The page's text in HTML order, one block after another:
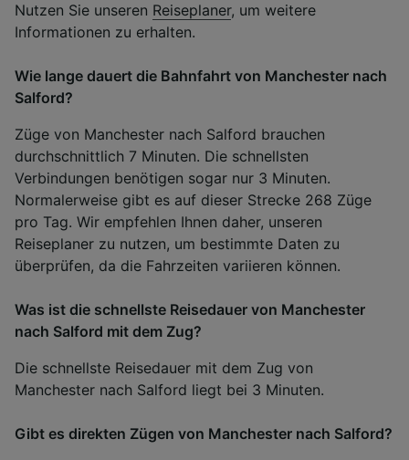
Nutzen Sie unseren Reiseplaner, um weitere
Informationen zu erhalten.
Wie lange dauert die Bahnfahrt von Manchester nach
Salford?
Züge von Manchester nach Salford brauchen
durchschnittlich 7 Minuten. Die schnellsten
Verbindungen benötigen sogar nur 3 Minuten.
Normalerweise gibt es auf dieser Strecke 268 Züge
pro Tag. Wir empfehlen Ihnen daher, unseren
Reiseplaner zu nutzen, um bestimmte Daten zu
überprüfen, da die Fahrzeiten variieren können.
Was ist die schnellste Reisedauer von Manchester
nach Salford mit dem Zug?
Die schnellste Reisedauer mit dem Zug von
Manchester nach Salford liegt bei 3 Minuten.
Gibt es direkten Zügen von Manchester nach Salford?